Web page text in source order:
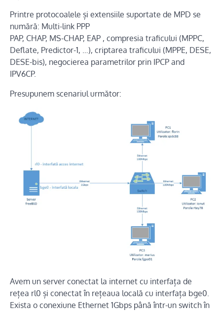
Printre protocoalele și extensiile suportate de MPD se
numără: Multi-link PPP
PAP, CHAP, MS-CHAP, EAP , compresia traficului (MPPC,
Deflate, Predictor-1, …), criptarea traficului (MPPE, DESE,
DESE-bis), negocierea parametrilor prin IPCP and
IPV6CP.
Presupunem scenariul următor:
Avem un server conectat la internet cu interfața de
rețea rl0 și conectat în rețeaua locală cu interfața bge0.
Exista o conexiune Ethernet 1Gbps până într-un switch în